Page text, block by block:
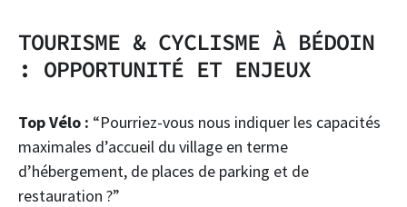
TOURISME & CYCLISME À BÉDOIN
: OPPORTUNITÉ ET ENJEUX
Top Vélo : “Pourriez-vous nous indiquer les capacités
maximales d’accueil du village en terme
d’hébergement, de places de parking et de
restauration ?”